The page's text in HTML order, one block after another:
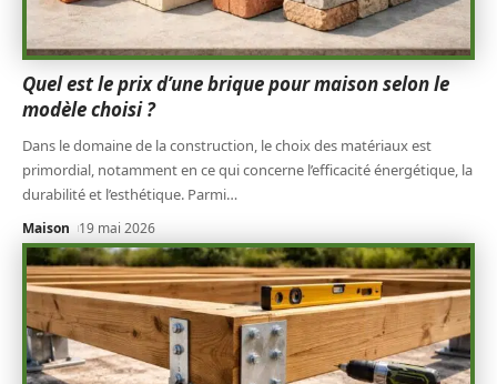
Quel est le prix d’une brique pour maison selon le
modèle choisi ?
Dans le domaine de la construction, le choix des matériaux est
primordial, notamment en ce qui concerne l’efficacité énergétique, la
durabilité et l’esthétique. Parmi…
Maison 19 mai 2026